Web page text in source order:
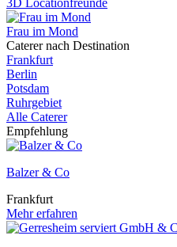
3D Locationfreunde
Frau im Mond
Caterer nach Destination
Frankfurt
Berlin
Potsdam
Ruhrgebiet
Alle Caterer
Empfehlung
Balzer & Co
Frankfurt
Mehr erfahren